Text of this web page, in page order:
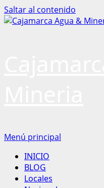
Saltar al contenido
Menú principal
INICIO
BLOG
Locales